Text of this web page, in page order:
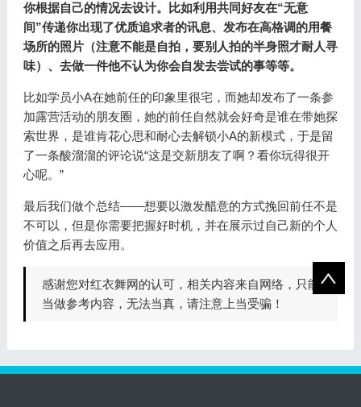
你根据自己的情况去设计。比如利用共同好友在“无意
间”传递你出现了优质追求者的讯息、发布在高格调的用餐
场所的照片（注意不能是自拍，要别人拍的半身照才耐人寻
味）、去做一件他不认为你会自发去尝试的事等等。
比如学员小A在她前任的印象里很宅，而她却发布了一条参
加露营活动的朋友圈，她的前任自然就会好奇是谁在带她探
索世界，是谁肯花心思和耐心去解锁小A的新模式，于是留
了一条酸溜溜的评论说“这是交新朋友了啊？看你玩得很开
心呢。”
最后我们做个总结——想要以激发醋意的方式挽回前任不是
不可以，但是你需要把握好时机，并在展示过自己新的个人
价值之后再去应用。
感谢您对红衣舞网的认可，相关内容来自网络，只能
当做参考内容，无法当真，请注意上当受骗！